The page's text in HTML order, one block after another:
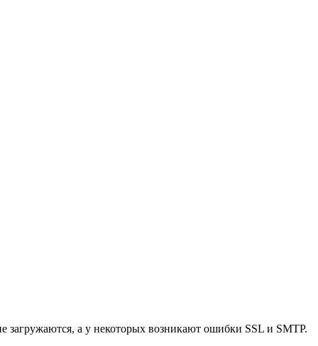
загружаются, а у некоторых возникают ошибки SSL и SMTP.